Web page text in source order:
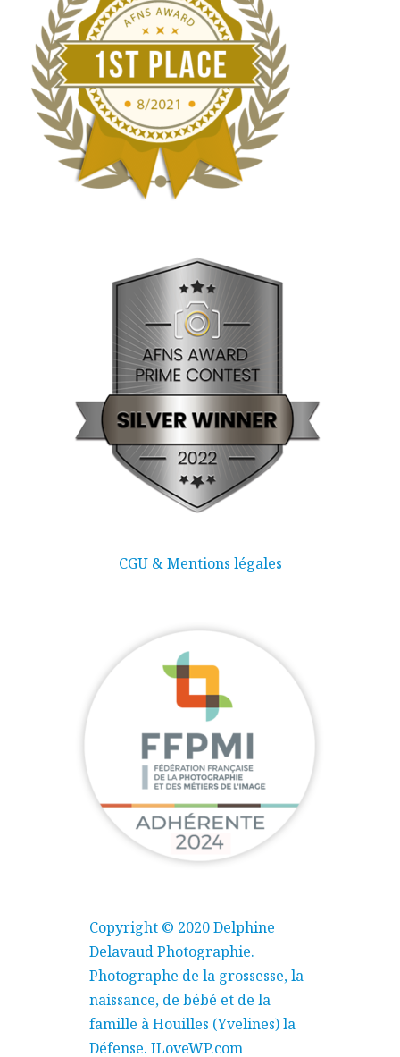
CGU & Mentions légales
Copyright © 2020 Delphine
Delavaud Photographie.
Photographe de la grossesse, la
naissance, de bébé et de la
famille à Houilles (Yvelines) la
Défense. ILoveWP.com